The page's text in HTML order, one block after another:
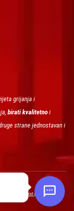
grijanja i
birati kvalitetno i
strane jednostavan i
Sigurnost plaćanja